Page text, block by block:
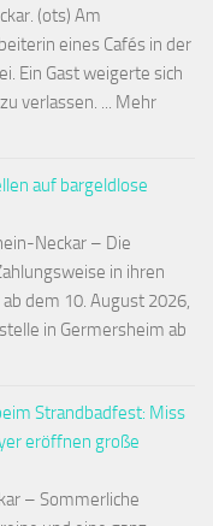
(ots) Am
eines Cafés in der
Ein Gast weigerte sich
verlassen. ... Mehr
auf bargeldlose
Neckar – Die
in ihren
dem 10. August 2026,
in Germersheim ab
Strandbadfest: Miss
eröffnen große
– Sommerliche